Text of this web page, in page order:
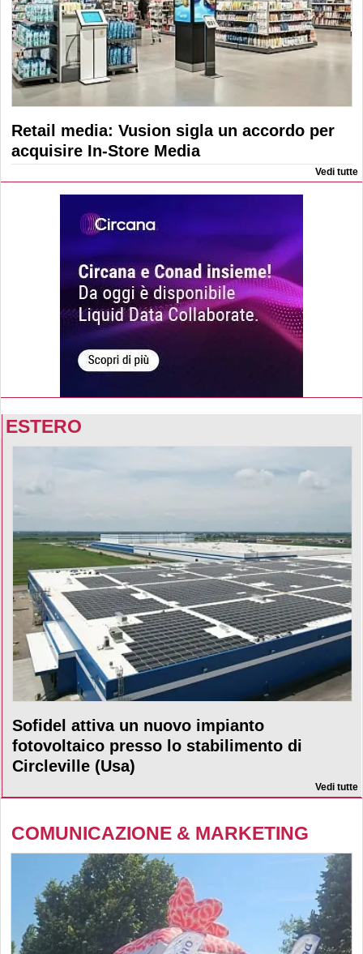
Retail media: Vusion sigla un accordo per
acquisire In-Store Media
Vedi tutte
ESTERO
Sofidel attiva un nuovo impianto
fotovoltaico presso lo stabilimento di
Circleville (Usa)
Vedi tutte
COMUNICAZIONE & MARKETING